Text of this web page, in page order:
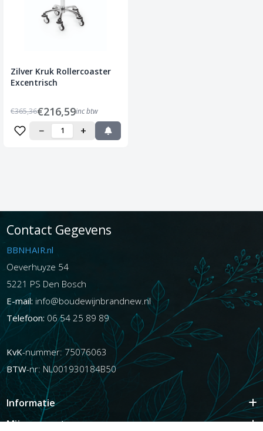
Zilver Kruk Rollercoaster
Excentrisch
€365,36€216,59inc btw
− +
Contact Gegevens
BBNHAIR.nl
Oeverhuyze 54
5221 PS Den Bosch
E-mail: info@boudewijnbrandnew.nl
Telefoon: 06 54 25 89 89
KvK-nummer: 75076063
BTW-nr: NL001930184B50
Informatie
Mijn account